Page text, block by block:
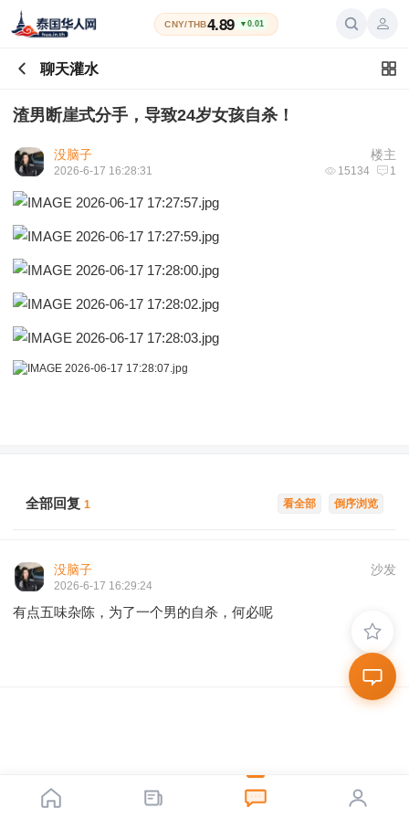
CNY/THB4.89 ▼0.01
聊天灌水
渣男断崖式分手，导致24岁女孩自杀！
楼主
没脑子
15134 1
2026-6-17 16:28:31
倒序浏览
看全部
全部回复 1
沙发
没脑子
2026-6-17 16:29:24
有点五味杂陈，为了一个男的自杀，何必呢